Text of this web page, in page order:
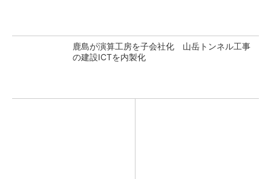
鹿島が演算工房を子会社化 山岳トンネル工事
の建設ICTを内製化